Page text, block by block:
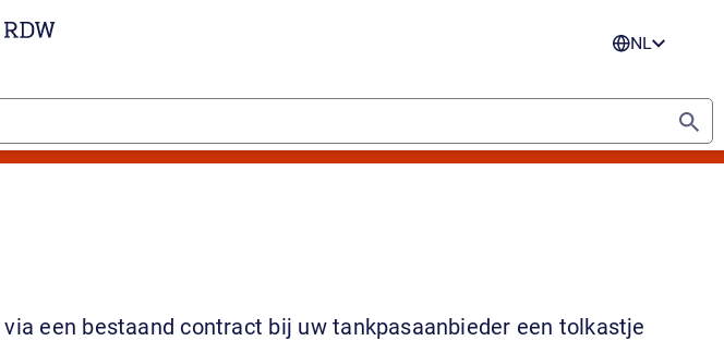
NL
een bestaand contract bij uw tankpasaanbieder een tolkastje